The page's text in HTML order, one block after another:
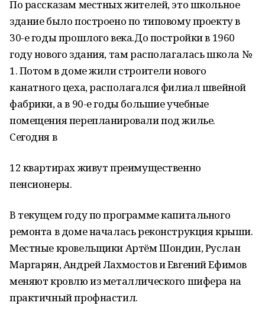
По рассказам местных жителей, это школьное
здание было построено по типовому проекту в
30-е годы прошлого века.До постройки в 1960
году нового здания, там располагалась школа №
1. Потом в доме жили строители нового
канатного цеха, располагался филиал швейной
фабрики, а в 90-е годы большие учебные
помещения перепланировали под жилье.
Сегодня в
12 квартирах живут преимущественно
пенсионеры.
В текущем году по программе капитального
ремонта в доме началась реконструкция крыши.
Местные кровельщики Артём Шондин, Руслан
Маргарян, Андрей Лахмостов и Евгений Ефимов
меняют кровлю из металлического шифера на
практичный профнастил.